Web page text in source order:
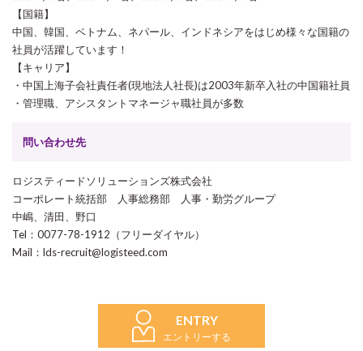
【国籍】
中国、韓国、ベトナム、ネパール、インドネシアをはじめ様々な国籍の
社員が活躍しています！
【キャリア】
・中国上海子会社責任者(現地法人社長)は2003年新卒入社の中国籍社員
・管理職、アシスタントマネージャ職社員が多数
問い合わせ先
ロジスティードソリューションズ株式会社
コーポレート統括部 人事総務部 人事・勤労グループ
中嶋、清田、野口
Tel：0077-78-1912（フリーダイヤル）
Mail：lds-recruit@logisteed.com
ENTRY
エントリーする